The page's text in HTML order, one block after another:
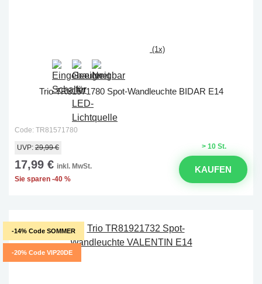
(1x)
Trio TR81571780 Spot-Wandleuchte BIDAR E14
Code: TR81571780
> 10 St.
UVP: 29,99 €
17,99 € inkl. MwSt.
Sie sparen -40 %
KAUFEN
-14% Code SOMMER
-20% Code VIP20DE